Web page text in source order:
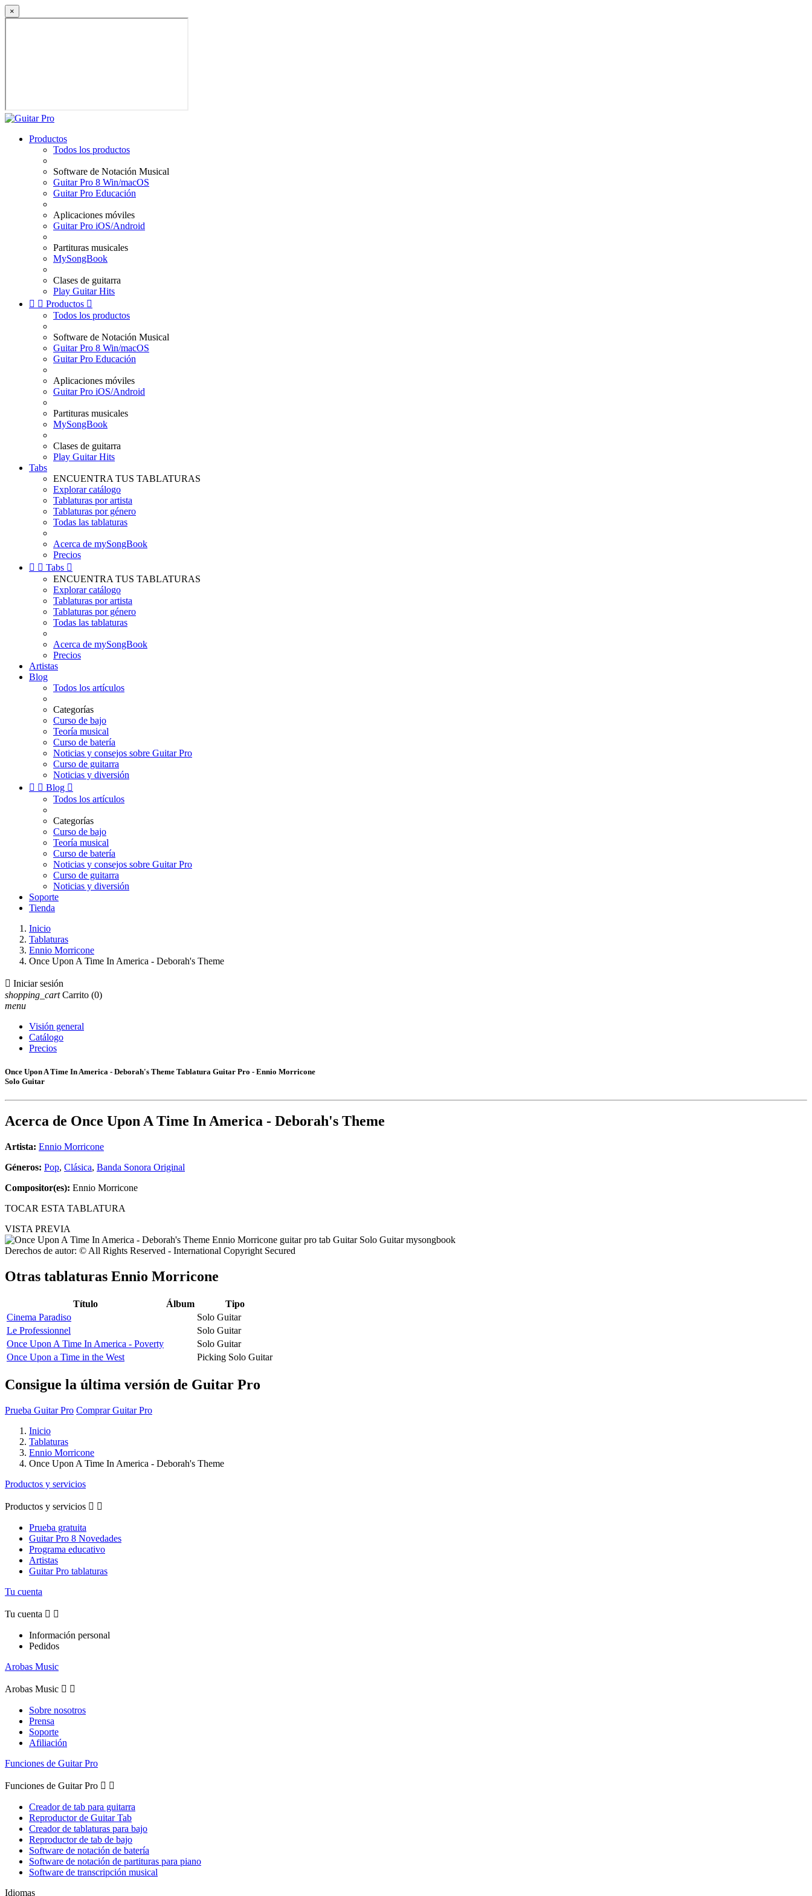
×
Productos
Todos los productos
Software de Notación Musical
Guitar Pro 8 Win/macOS
Guitar Pro Educación
Aplicaciones móviles
Guitar Pro iOS/Android
Partituras musicales
MySongBook
Clases de guitarra
Play Guitar Hits
  Productos 
Todos los productos
Software de Notación Musical
Guitar Pro 8 Win/macOS
Guitar Pro Educación
Aplicaciones móviles
Guitar Pro iOS/Android
Partituras musicales
MySongBook
Clases de guitarra
Play Guitar Hits
Tabs
ENCUENTRA TUS TABLATURAS
Explorar catálogo
Tablaturas por artista
Tablaturas por género
Todas las tablaturas
Acerca de mySongBook
Precios
  Tabs 
ENCUENTRA TUS TABLATURAS
Explorar catálogo
Tablaturas por artista
Tablaturas por género
Todas las tablaturas
Acerca de mySongBook
Precios
Artistas
Blog
Todos los artículos
Categorías
Curso de bajo
Teoría musical
Curso de batería
Noticias y consejos sobre Guitar Pro
Curso de guitarra
Noticias y diversión
  Blog 
Todos los artículos
Categorías
Curso de bajo
Teoría musical
Curso de batería
Noticias y consejos sobre Guitar Pro
Curso de guitarra
Noticias y diversión
Soporte
Tienda
Inicio
Tablaturas
Ennio Morricone
Once Upon A Time In America - Deborah's Theme
 Iniciar sesión
shopping_cart Carrito (0)
menu
Visión general
Catálogo
Precios
Once Upon A Time In America - Deborah's Theme Tablatura Guitar Pro - Ennio Morricone
Solo Guitar
Acerca de Once Upon A Time In America - Deborah's Theme
Artista: Ennio Morricone
Géneros: Pop, Clásica, Banda Sonora Original
Compositor(es): Ennio Morricone
TOCAR ESTA TABLATURA
VISTA PREVIA
Derechos de autor: © All Rights Reserved - International Copyright Secured
Otras tablaturas Ennio Morricone
Título Álbum
Tipo
Cinema Paradiso
Solo Guitar
Le Professionnel
Solo Guitar
Once Upon A Time In America - Poverty
Solo Guitar
Once Upon a Time in the West
Picking Solo Guitar
Consigue la última versión de Guitar Pro
Prueba Guitar Pro Comprar Guitar Pro
Inicio
Tablaturas
Ennio Morricone
Once Upon A Time In America - Deborah's Theme
Productos y servicios
Productos y servicios  
Prueba gratuita
Guitar Pro 8 Novedades
Programa educativo
Artistas
Guitar Pro tablaturas
Tu cuenta
Tu cuenta  
Información personal
Pedidos
Arobas Music
Arobas Music  
Sobre nosotros
Prensa
Soporte
Afiliación
Funciones de Guitar Pro
Funciones de Guitar Pro  
Creador de tab para guitarra
Reproductor de Guitar Tab
Creador de tablaturas para bajo
Reproductor de tab de bajo
Software de notación de batería
Software de notación de partituras para piano
Software de transcripción musical
Idiomas